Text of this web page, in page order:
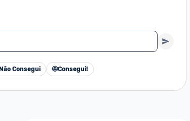
Não Consegui 🤩Consegui!